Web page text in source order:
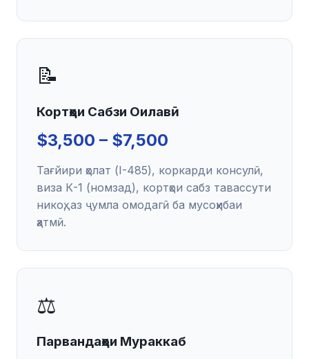
📝
Кортҳои Сабзи Оилавӣ
$3,500 – $7,500
Тағйири ҳолат (I-485), коркарди консулӣ,
виза К-1 (номзад), кортҳои сабз тавассути
никоҳ, аз ҷумла омодагӣ ба мусоҳибаи
ҳатмӣ.
⚖️
Парвандаҳои Мураккаб